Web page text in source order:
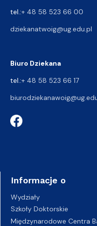
tel.:+ 48 58 523 66 00
dziekanatwoig@ug.edu.pl
Biuro Dziekana
tel.:+ 48 58 523 66 17
Informacje o
Wydziały
Szkoły Doktorskie
Międzynarodowe Centra